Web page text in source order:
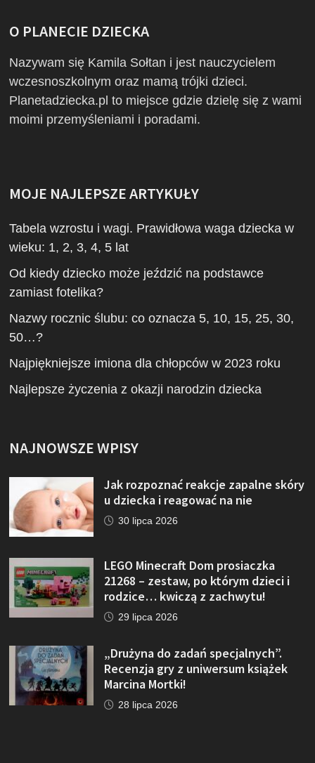
O PLANECIE DZIECKA
Nazywam się Kamila Sołtan i jest nauczycielem
wczesnoszkolnym oraz mamą trójki dzieci.
Planetadziecka.pl to miejsce gdzie dzielę się z wami
moimi przemyśleniami i poradami.
MOJE NAJLEPSZE ARTYKUŁY
Tabela wzrostu i wagi. Prawidłowa waga dziecka w
wieku: 1, 2, 3, 4, 5 lat
Od kiedy dziecko może jeździć na podstawce
zamiast fotelika?
Nazwy rocznic ślubu: co oznacza 5, 10, 15, 25, 30,
50…?
Najpiękniejsze imiona dla chłopców w 2023 roku
Najlepsze życzenia z okazji narodzin dziecka
NAJNOWSZE WPISY
Jak rozpoznać reakcje zapalne skóry
u dziecka i reagować na nie
30 lipca 2026
LEGO Minecraft Dom prosiaczka
21268 – zestaw, po którym dzieci i
rodzice… kwiczą z zachwytu!
29 lipca 2026
„Drużyna do zadań specjalnych”.
Recenzja gry z uniwersum książek
Marcina Mortki!
28 lipca 2026